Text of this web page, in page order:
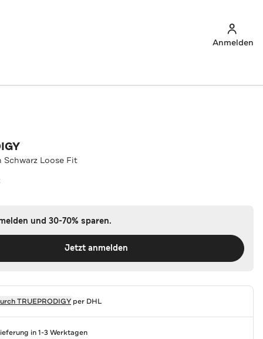
Anmelden
Schwarz Loose Fit
und 30-70% sparen.
Jetzt anmelden
TRUEPRODIGY per DHL
in 1-3 Werktagen